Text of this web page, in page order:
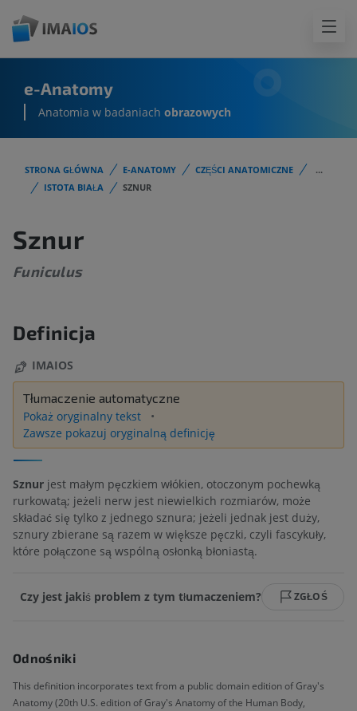
e-Anatomy
Anatomia w badaniach obrazowych
STRONA GŁÓWNA E-ANATOMY CZĘŚCI ANATOMICZNE
...
ISTOTA BIAŁA
SZNUR
Sznur
Funiculus
Definicja
IMAIOS
Tłumaczenie automatyczne
Pokaż oryginalny tekst
Zawsze pokazuj oryginalną definicję
Sznur jest małym pęczkiem włókien, otoczonym pochewką
rurkowatą; jeżeli nerw jest niewielkich rozmiarów, może
składać się tylko z jednego sznura; jeżeli jednak jest duży,
sznury zbierane są razem w większe pęczki, czyli fascykuły,
które połączone są wspólną osłonką błoniastą.
Czy jest jakiś problem z tym tłumaczeniem? ZGŁOŚ
Odnośniki
This definition incorporates text from a public domain edition of Gray's
Anatomy (20th U.S. edition of Gray's Anatomy of the Human Body,